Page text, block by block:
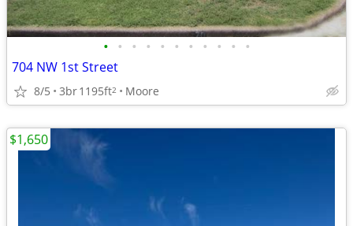
• • • • • • • • • • •
704 NW 1st Street
8/5 3br1195ft2 Moore
$1,650